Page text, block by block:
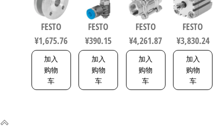
制阀 规格
20，行程
40mm
1692200
FESTO
¥1,675.76
加入
购物
车
153505
FESTO
¥390.15
加入
购物
车
锈钢球阀
行程63mm
符合ISO
5211 0710
FESTO
¥4,261.87
加入
购物
车
气缸 行程
60mm 缸径
80mm
156833
FESTO
¥3,830.24
加入
购物
车